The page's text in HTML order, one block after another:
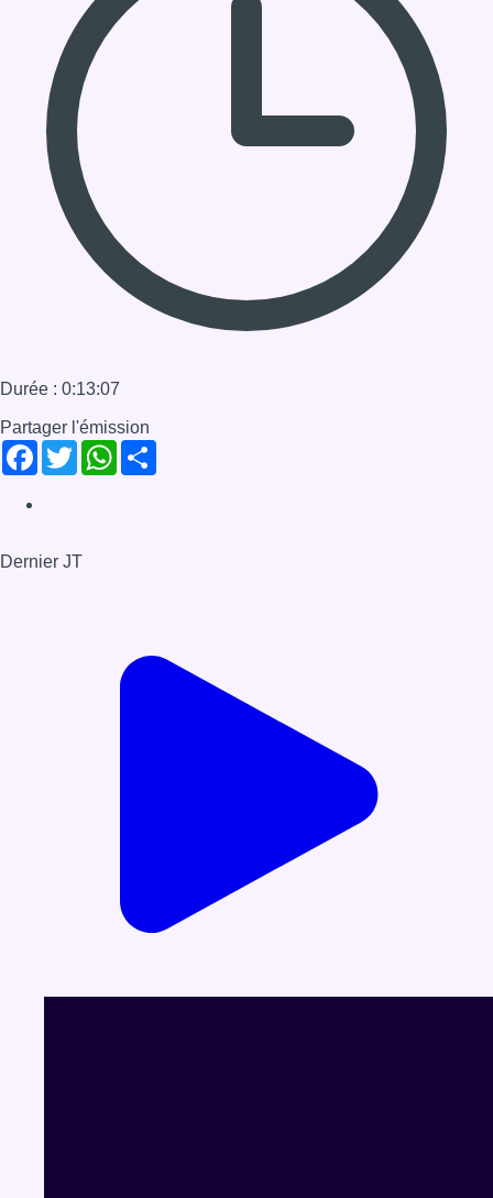
Durée : 0:13:07
Partager l'émission
Facebook
Twitter